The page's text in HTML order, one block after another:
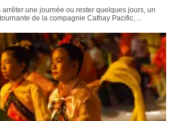
une journée ou rester quelques jours, un
de la compagnie Cathay Pacific, ...